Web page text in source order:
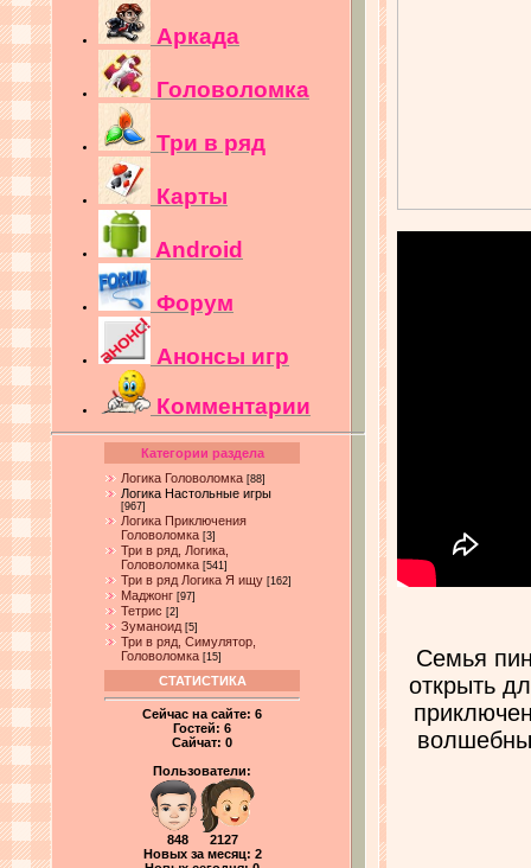
Аркада
Головоломка
Три в ряд
Карты
Android
Форум
Анонсы игр
Комментарии
Категории раздела
Логика Головоломка [88]
Логика Настольные игры
[967]
Логика Приключения
Головоломка [3]
Три в ряд, Логика,
Головоломка [541]
Три в ряд Логика Я ищу [162]
Маджонг [97]
Тетрис [2]
Зуманоид [5]
Три в ряд, Симулятор,
Головоломка [15]
СТАТИСТИКА
Сейчас на сайте: 6
Гостей: 6
Сайчат: 0
Пользователи:
848 2127
Новых за месяц: 2
Семья
открыть